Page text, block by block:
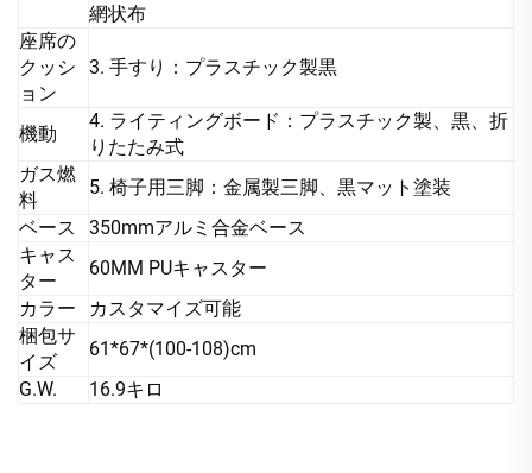
網状布
座席の
クッシ
ョン
3. 手すり：プラスチック製黒
機動
4. ライティングボード：プラスチック製、黒、折
りたたみ式
ガス燃
料
5. 椅子用三脚：金属製三脚、黒マット塗装
ベース
350mmアルミ合金ベース
キャス
ター
60MM PUキャスター
カラー
カスタマイズ可能
梱包サ
イズ
61*67*(100-108)cm
G.W.
16.9キロ